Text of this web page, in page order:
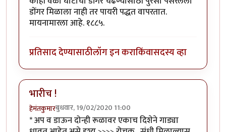
डोंगर मिळाला नाही तर पायरी पद्धत वापरतात.
मायनामारला आहे. १८८५.
प्रतिसाद देण्यासाठीलॉग इन कराकिंवासदस्य व्हा
भारीच !
हेमंतकुमारबुधवार, 19/02/2020 11:00
* अप व डाऊन दोन्ही रूळावर एकाच दिशेने गाड्या